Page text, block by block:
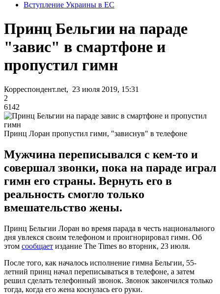
Вступление Украины в ЕС
Принц Бельгии на параде
"завис" в смартфоне и
пропустил гимн
Корреспондент.net, 23 июля 2019, 15:31
2
6142
Принц Лоран пропустил гимн, "зависнув" в телефоне
Мужчина переписывался с кем-то и
совершал звонки, пока на параде играл
гимн его страны. Вернуть его в
реальность смогло только
вмешательство жены.
Принц Бельгии Лоран во время парада в честь национального
дня увлекся своим телефоном и проигнорировал гимн. Об
этом сообщает издание The Times во вторник, 23 июля.
После того, как началось исполнение гимна Бельгии, 55-
летний принц начал переписываться в телефоне, а затем
решил сделать телефонный звонок. Звонок закончился только
тогда, когда его жена коснулась его руки.